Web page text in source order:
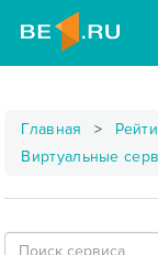
Главная
Виртуальные